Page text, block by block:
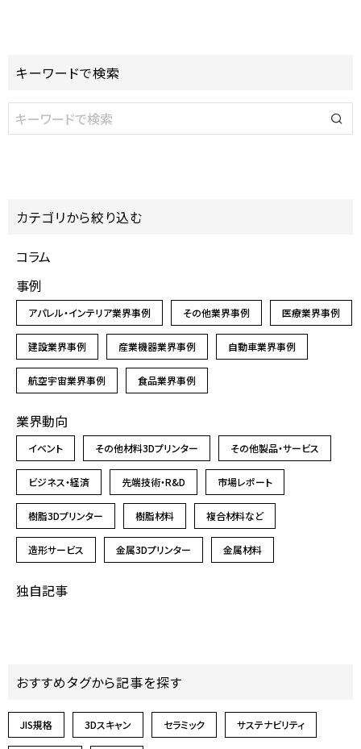
キーワードで検索
カテゴリから絞り込む
コラム
事例
アパレル・インテリア業界事例 その他業界事例 医療業界事例
建設業界事例 産業機器業界事例 自動車業界事例
航空宇宙業界事例 食品業界事例
業界動向
イベント その他材料3Dプリンター その他製品・サービス
ビジネス・経済 先端技術・R&D 市場レポート
樹脂3Dプリンター 樹脂材料 複合材料など
造形サービス 金属3Dプリンター 金属材料
独自記事
おすすめタグから記事を探す
JIS規格 3Dスキャン セラミック サステナビリティ